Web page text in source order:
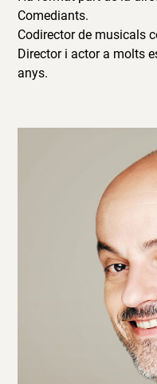
Comediants.
Codirector de musicals
Director i actor a molts
anys.